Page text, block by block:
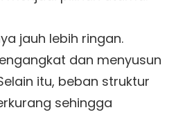
jauh lebih ringan.
dan menyusun
itu, beban struktur
sehingga